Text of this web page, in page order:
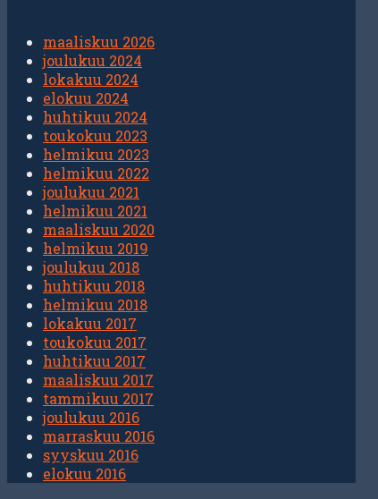
maaliskuu 2026
joulukuu 2024
lokakuu 2024
elokuu 2024
huhtikuu 2024
toukokuu 2023
helmikuu 2023
helmikuu 2022
joulukuu 2021
helmikuu 2021
maaliskuu 2020
helmikuu 2019
joulukuu 2018
huhtikuu 2018
helmikuu 2018
lokakuu 2017
toukokuu 2017
huhtikuu 2017
maaliskuu 2017
tammikuu 2017
joulukuu 2016
marraskuu 2016
syyskuu 2016
elokuu 2016